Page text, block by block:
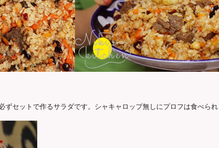
ずセットで作るサラダです。シャキャロップ無しにプロフは食べら